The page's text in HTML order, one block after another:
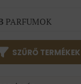
PARFUMOK
SZŰRŐ TERMÉKEK